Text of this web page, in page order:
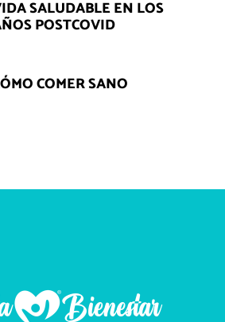
SALUDABLE EN LOS
POSTCOVID
COMER SANO